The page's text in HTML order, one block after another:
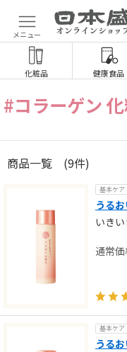
メニュー
化粧品 健康食品
#コラーゲン
商品一覧 (9件)
基本ケア
うる
いき
基本ケア
うる